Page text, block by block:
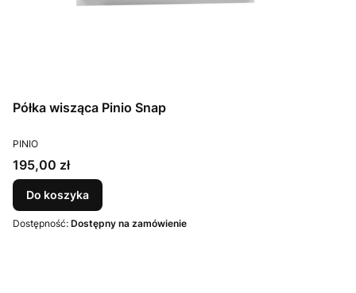
Półka wisząca Pinio Snap
PRODUCENT
PINIO
Cena
195,00 zł
Do koszyka
Dostępność: Dostępny na zamówienie